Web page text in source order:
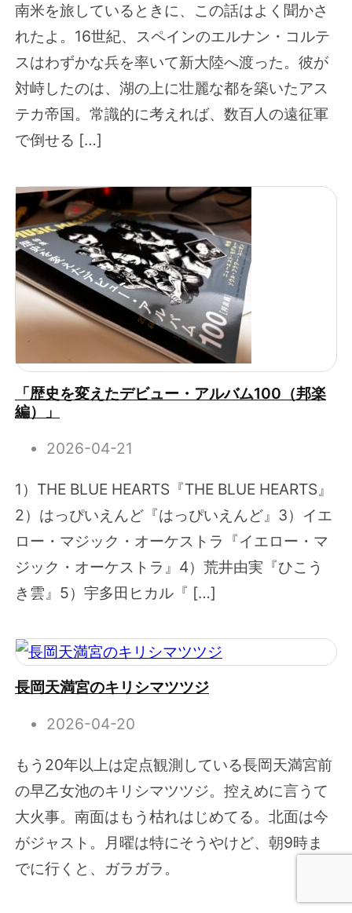
南米を旅しているときに、この話はよく聞かさ
れたよ。16世紀、スペインのエルナン・コルテ
スはわずかな兵を率いて新大陸へ渡った。彼が
対峙したのは、湖の上に壮麗な都を築いたアス
テカ帝国。常識的に考えれば、数百人の遠征軍
で倒せる […]
「歴史を変えたデビュー・アルバム100（邦楽
編）」
2026-04-21
1）THE BLUE HEARTS『THE BLUE HEARTS』
2）はっぴいえんど『はっぴいえんど』3）イエ
ロー・マジック・オーケストラ『イエロー・マ
ジック・オーケストラ』4）荒井由実『ひこう
き雲』5）宇多田ヒカル『 […]
長岡天満宮のキリシマツツジ
2026-04-20
もう20年以上は定点観測している長岡天満宮前
の早乙女池のキリシマツツジ。控えめに言うて
大火事。南面はもう枯れはじめてる。北面は今
がジャスト。月曜は特にそうやけど、朝9時ま
でに行くと、ガラガラ。